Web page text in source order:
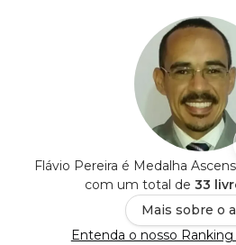
Flávio Pereira é Medalha
com um total de 33
Mais sobre o
Entenda o nosso